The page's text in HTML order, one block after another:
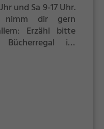
und Sa 9-17 Uhr.
nimm dir gern
Erzähl bitte
im